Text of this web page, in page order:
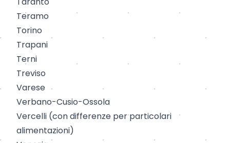
Teramo
Torino
Trapani
Terni
Treviso
Varese
Verbano-Cusio-Ossola
Vercelli (con differenze per particolari
alimentazioni)